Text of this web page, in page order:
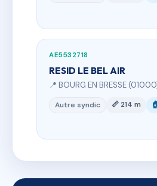
AE5532718
RESID LE BEL AIR
📍 BOURG EN BRESSE
Autre syndic 📏 214 m